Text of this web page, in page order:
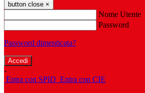
button close ×
Nome Utente
Password
Password dimenticata?
-
Entra con SPID Entra con CIE